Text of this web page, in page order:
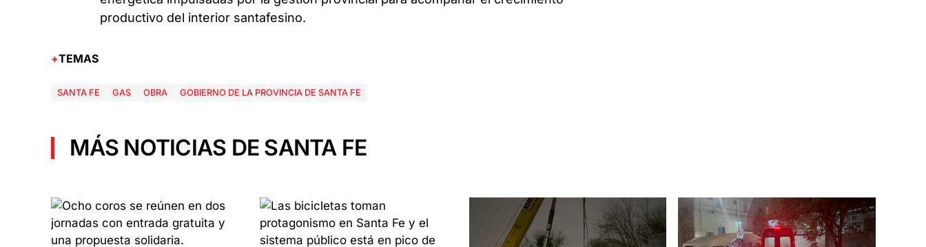
productivo del interior santafesino.
TEMAS
SANTA FE GAS OBRA GOBIERNO DE LA PROVINCIA DE SANTA FE
MÁS NOTICIAS DE SANTA FE